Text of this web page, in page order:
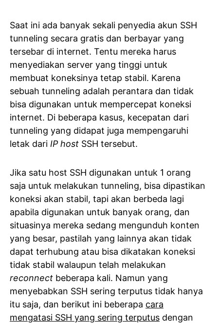
Saat ini ada banyak sekali penyedia akun SSH
tunneling secara gratis dan berbayar yang
tersebar di internet. Tentu mereka harus
menyediakan server yang tinggi untuk
membuat koneksinya tetap stabil. Karena
sebuah tunneling adalah perantara dan tidak
bisa digunakan untuk mempercepat koneksi
internet. Di beberapa kasus, kecepatan dari
tunneling yang didapat juga mempengaruhi
letak dari IP host SSH tersebut.
Jika satu host SSH digunakan untuk 1 orang
saja untuk melakukan tunneling, bisa dipastikan
koneksi akan stabil, tapi akan berbeda lagi
apabila digunakan untuk banyak orang, dan
situasinya mereka sedang mengunduh konten
yang besar, pastilah yang lainnya akan tidak
dapat terhubung atau bisa dikatakan koneksi
tidak stabil walaupun telah melakukan
reconnect beberapa kali. Namun yang
menyebabkan SSH sering terputus tidak hanya
itu saja, dan berikut ini beberapa cara
mengatasi SSH yang sering terputus dengan